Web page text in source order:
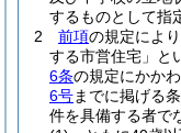
するものとして指
2
前項の規定によ
する市営住宅」と
6条の規定にかかわ
6号までに掲げる
件を具備する者で